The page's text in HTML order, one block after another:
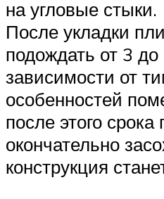
на угловые стыки.
После укладки
подождать от 3
зависимости от
особенностей
после этого
окончательно
конструкция